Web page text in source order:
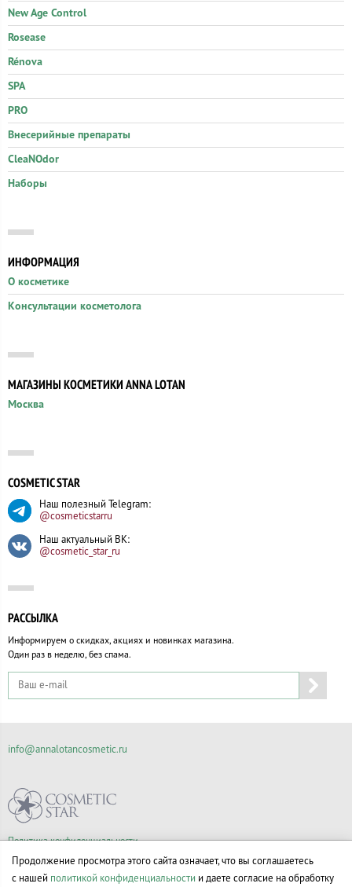
New Age Control
Rosease
Rénova
SPA
PRO
Внесерийные препараты
CleaNOdor
Наборы
ИНФОРМАЦИЯ
О косметике
Консультации косметолога
МАГАЗИНЫ КОСМЕТИКИ ANNA LOTAN
Москва
COSMETIC STAR
Наш полезный Telegram:
@cosmeticstarru
Наш актуальный ВК:
@cosmetic_star_ru
РАССЫЛКА
Информируем о скидках, акциях и новинках магазина.
Один раз в неделю, без спама.
Политика конфиденциальности
Правила продажи товаров
Согласие на обработку персональных данных
info@annalotancosmetic.ru
Продолжение просмотра этого сайта означает, что вы соглашаетесь
с нашей политикой конфиденциальности и даете согласие на обработку